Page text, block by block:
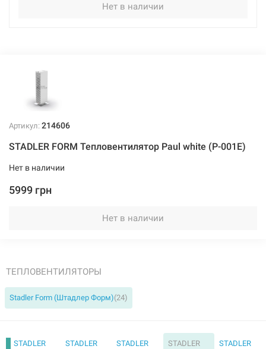
Нет в наличии
Артикул: 214606
STADLER FORM Тепловентилятор Paul white (P-001E)
Нет в наличии
5999 грн
Нет в наличии
ТЕПЛОВЕНТИЛЯТОРЫ
Stadler Form (Штадлер Форм)(24)
STADLER
STADLER
STADLER
STADLER
STADLER